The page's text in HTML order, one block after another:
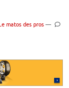
matos des pros —